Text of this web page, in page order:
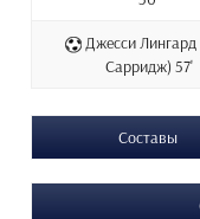
Джесси
Сарридж) 57'
Составы